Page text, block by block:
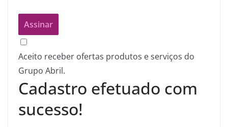
Aceito receber ofertas produtos e serviços do
Grupo Abril.
Cadastro efetuado com
sucesso!